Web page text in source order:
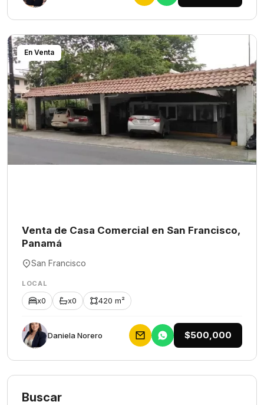
En Venta
Venta de Casa Comercial en San Francisco,
Panamá
San Francisco
LOCAL
x0 x0 420 m²
Daniela Norero $500,000
Buscar